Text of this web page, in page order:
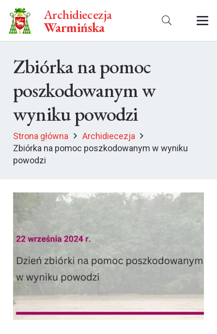
Archidiecezja
Warmińska
Zbiórka na pomoc
poszkodowanym w
wyniku powodzi
Strona główna
Archidiecezja
Zbiórka na pomoc poszkodowanym w wyniku
powodzi